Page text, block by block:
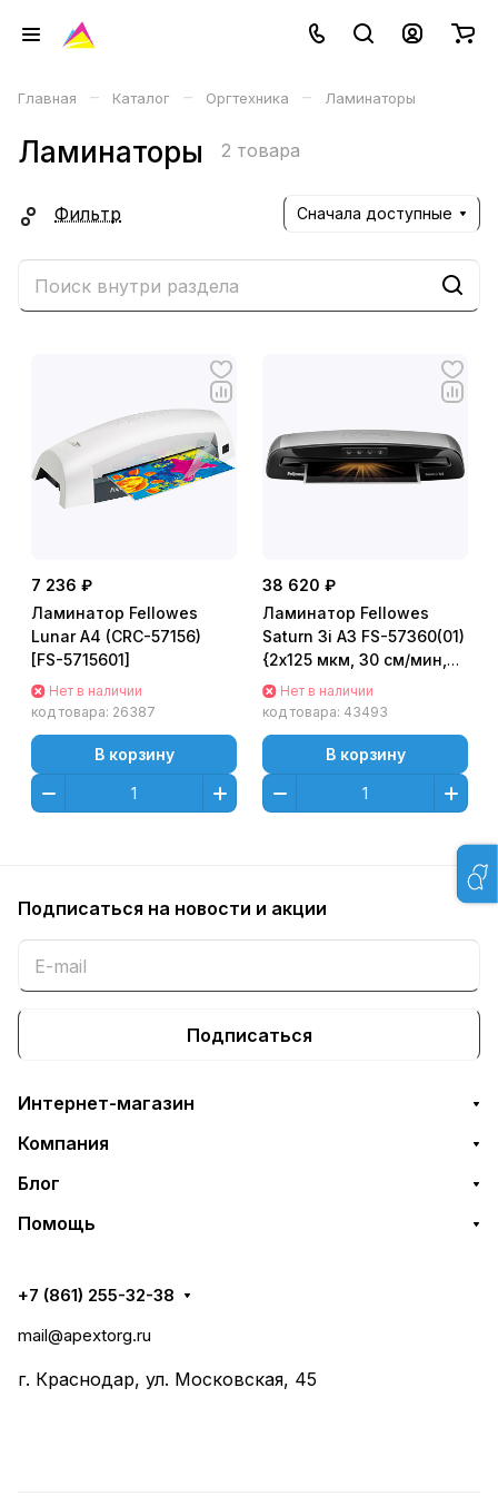
Главная – Каталог – Оргтехника – Ламинаторы
Ламинаторы 2 товара
Фильтр Сначала доступные
7 236 ₽
Ламинатор Fellowes
Lunar A4 (CRC-57156)
[FS-5715601]
Нет в наличии
код товара: 26387
В корзину
38 620 ₽
Ламинатор Fellowes
Saturn 3i A3 FS-57360(01)
{2х125 мкм, 30 см/мин,
HeatGuard™, нагрев за 60
сек.}
Нет в наличии
код товара: 43493
В корзину
Подписаться на новости и акции
Подписаться
Интернет-магазин
Компания
Блог
Помощь
+7 (861) 255-32-38
mail@apextorg.ru
г. Краснодар, ул. Московская, 45